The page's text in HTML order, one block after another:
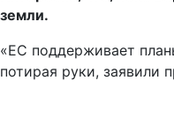
земли.
«ЕС поддерживает
потирая руки, заявили